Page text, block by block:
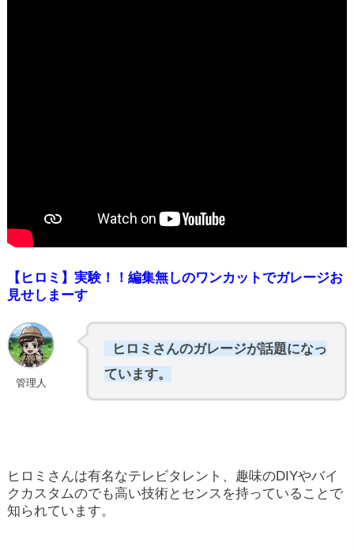
【ヒロミ】実験！！編集無しのワンカットでガレージお
見せしまーす
管理人
ヒロミさんのガレージが話題になっ
ています。
ヒロミさんは有名なテレビタレント、趣味のDIYやバイ
クカスタムのでも高い技術とセンスを持っていることで
知られています。